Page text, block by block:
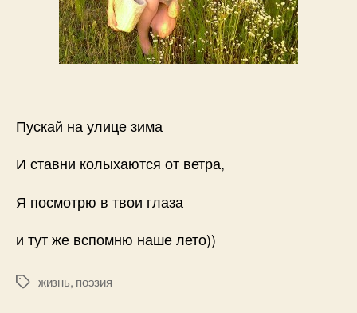
Пускай на улице зима
И ставни колыхаются от ветра,
Я посмотрю в твои глаза
и тут же вспомню наше лето))
Меткижизнь, поэзия